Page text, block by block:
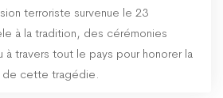
terroriste survenue le 23
à la tradition, des cérémonies
à travers tout le pays pour honorer la
de cette tragédie.